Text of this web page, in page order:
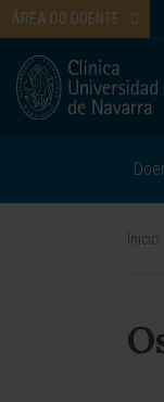
ÁREA DO DOENTE
Inicio